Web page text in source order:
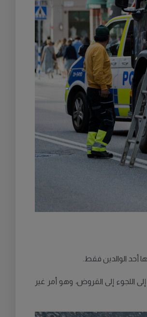
أحد الوالدين فقط.
اللجوء إلى القروض، وهو أمر غير